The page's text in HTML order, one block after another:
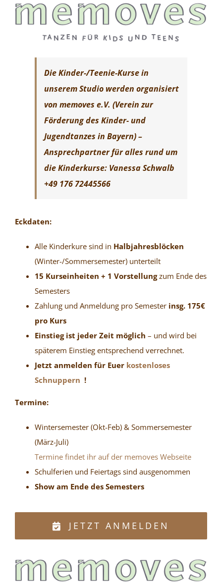
Die Kinder-/Teenie-Kurse in
unserem Studio werden organisiert
von memoves e.V. (Verein zur
Förderung des Kinder- und
Jugendtanzes in Bayern) –
Ansprechpartner für alles rund um
die Kinderkurse: Vanessa Schwalb
+49 176 72445566
Eckdaten:
Alle Kinderkure sind in Halbjahresblöcken
(Winter-/Sommersemester) unterteilt
15 Kurseinheiten + 1 Vorstellungzum Ende des
Semesters
Zahlung und Anmeldung pro Semester insg. 175€
pro Kurs
Einstieg ist jeder Zeit möglich – und wird bei
späterem Einstieg entsprechend verrechnet.
Jetzt anmelden für Euer kostenloses
Schnuppern !
Termine:
Wintersemester (Okt-Feb) & Sommersemester
(März-Juli)
Termine findet ihr auf der memoves Webseite
Schulferien und Feiertags sind ausgenommen
Show am Ende des Semesters
JETZT ANMELDEN